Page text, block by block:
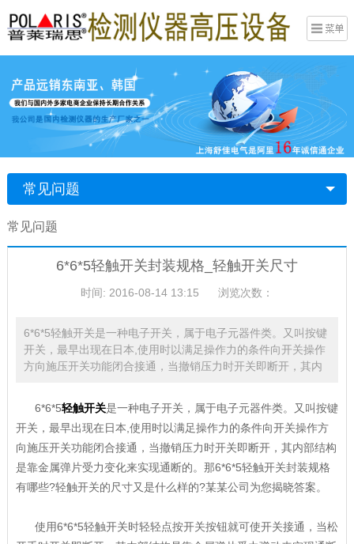
常见问题
常见问题
6*6*5轻触开关封装规格_轻触开关尺寸
时间: 2016-08-14 13:15 浏览次数：
6*6*5轻触开关是一种电子开关，属于电子元器件类。又叫按键
开关，最早出现在日本,使用时以满足操作力的条件向开关操作
方向施压开关功能闭合接通，当撤销压力时开关即断开，其内
6*6*5轻触开关是一种电子开关，属于电子元器件类。又叫按键
开关，最早出现在日本,使用时以满足操作力的条件向开关操作方
向施压开关功能闭合接通，当撤销压力时开关即断开，其内部结构
是靠金属弹片受力变化来实现通断的。那6*6*5轻触开关封装规格
有哪些?轻触开关的尺寸又是什么样的?某某公司为您揭晓答案。
使用6*6*5轻触开关时轻轻点按开关按钮就可使开关接通，当松